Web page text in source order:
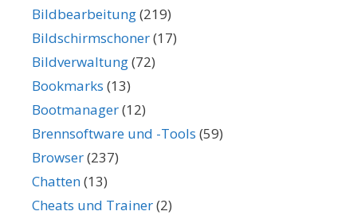
Bildbearbeitung(219)
Bildschirmschoner(17)
Bildverwaltung(72)
Bookmarks (13)
Bootmanager(12)
Brennsoftware und -Tools (59)
Browser(237)
Chatten(13)
Cheats und Trainer(2)